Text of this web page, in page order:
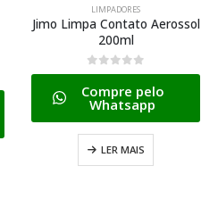
LIMPADORES
Jimo Limpa Contato Aerossol
200ml
0de 5
Compre pelo
Whatsapp
LER MAIS